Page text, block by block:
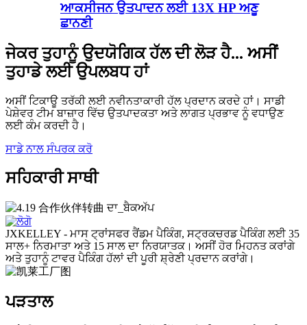
ਆਕਸੀਜਨ ਉਤਪਾਦਨ ਲਈ 13X HP ਅਣੂ
ਛਾਨਣੀ
ਜੇਕਰ ਤੁਹਾਨੂੰ ਉਦਯੋਗਿਕ ਹੱਲ ਦੀ ਲੋੜ ਹੈ... ਅਸੀਂ
ਤੁਹਾਡੇ ਲਈ ਉਪਲਬਧ ਹਾਂ
ਅਸੀਂ ਟਿਕਾਊ ਤਰੱਕੀ ਲਈ ਨਵੀਨਤਾਕਾਰੀ ਹੱਲ ਪ੍ਰਦਾਨ ਕਰਦੇ ਹਾਂ। ਸਾਡੀ
ਪੇਸ਼ੇਵਰ ਟੀਮ ਬਾਜ਼ਾਰ ਵਿੱਚ ਉਤਪਾਦਕਤਾ ਅਤੇ ਲਾਗਤ ਪ੍ਰਭਾਵ ਨੂੰ ਵਧਾਉਣ
ਲਈ ਕੰਮ ਕਰਦੀ ਹੈ।
ਸਾਡੇ ਨਾਲ ਸੰਪਰਕ ਕਰੋ
ਸਹਿਕਾਰੀ ਸਾਥੀ
JXKELLEY - ਮਾਸ ਟ੍ਰਾਂਸਫਰ ਰੈਂਡਮ ਪੈਕਿੰਗ, ਸਟ੍ਰਕਚਰਡ ਪੈਕਿੰਗ ਲਈ 35
ਸਾਲ+ ਨਿਰਮਾਤਾ ਅਤੇ 15 ਸਾਲ ਦਾ ਨਿਰਯਾਤਕ। ਅਸੀਂ ਹੋਰ ਮਿਹਨਤ ਕਰਾਂਗੇ
ਅਤੇ ਤੁਹਾਨੂੰ ਟਾਵਰ ਪੈਕਿੰਗ ਹੱਲਾਂ ਦੀ ਪੂਰੀ ਸ਼੍ਰੇਣੀ ਪ੍ਰਦਾਨ ਕਰਾਂਗੇ।
ਪੜਤਾਲ